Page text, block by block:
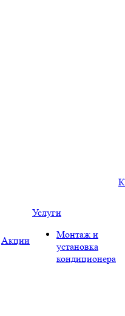
Акции
Услуги
Монтаж и
установка
кондиционера